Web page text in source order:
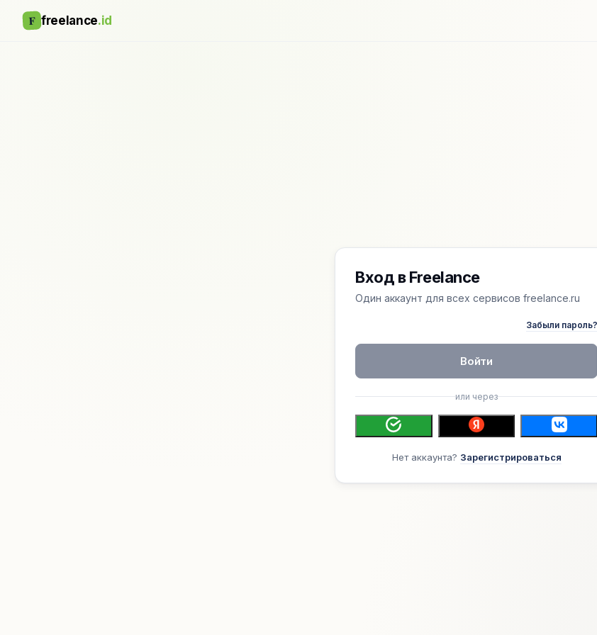
F freelance.id
Вход в Freelance
Один аккаунт для всех сервисов freelance.ru
Забыли пароль?
Войти
или через
Нет аккаунта? Зарегистрироваться